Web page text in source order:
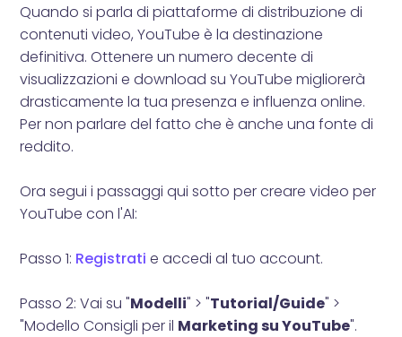
Quando si parla di piattaforme di distribuzione di
contenuti video, YouTube è la destinazione
definitiva. Ottenere un numero decente di
visualizzazioni e download su YouTube migliorerà
drasticamente la tua presenza e influenza online.
Per non parlare del fatto che è anche una fonte di
reddito.
Ora segui i passaggi qui sotto per creare video per
YouTube con l'AI:
Passo 1: Registrati e accedi al tuo account.
Passo 2: Vai su "Modelli" > "Tutorial/Guide" >
"Modello Consigli per il Marketing su YouTube".